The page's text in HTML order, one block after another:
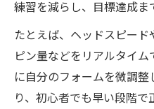
練習を減らし、目標達成ま
たとえば、ヘッドスピー
ピン量などをリアルタイ
に自分のフォームを微調
り、初心者でも早い段階